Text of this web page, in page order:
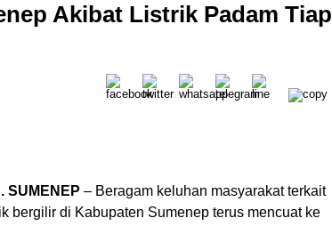
Akibat Listrik Padam Tiap
SUMENEP – Beragam keluhan masyarakat terkait
bergilir di Kabupaten Sumenep terus mencuat ke